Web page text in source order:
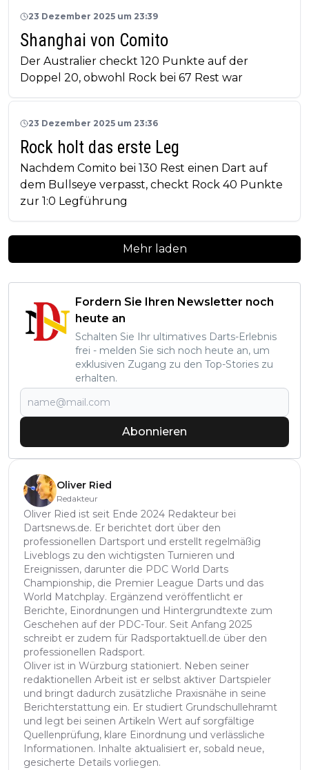
23 Dezember 2025 um 23:39
Shanghai von Comito
Der Australier checkt 120 Punkte auf der
Doppel 20, obwohl Rock bei 67 Rest war
23 Dezember 2025 um 23:36
Rock holt das erste Leg
Nachdem Comito bei 130 Rest einen Dart auf
dem Bullseye verpasst, checkt Rock 40 Punkte
zur 1:0 Legführung
Mehr laden
Fordern Sie Ihren Newsletter noch
heute an
Schalten Sie Ihr ultimatives Darts-Erlebnis
frei - melden Sie sich noch heute an, um
exklusiven Zugang zu den Top-Stories zu
erhalten.
Abonnieren
Oliver Ried
Redakteur
Oliver Ried ist seit Ende 2024 Redakteur bei
Dartsnews.de. Er berichtet dort über den
professionellen Dartsport und erstellt regelmäßig
Liveblogs zu den wichtigsten Turnieren und
Ereignissen, darunter die PDC World Darts
Championship, die Premier League Darts und das
World Matchplay. Ergänzend veröffentlicht er
Berichte, Einordnungen und Hintergrundtexte zum
Geschehen auf der PDC-Tour. Seit Anfang 2025
schreibt er zudem für Radsportaktuell.de über den
professionellen Radsport.
Oliver ist in Würzburg stationiert. Neben seiner
redaktionellen Arbeit ist er selbst aktiver Dartspieler
und bringt dadurch zusätzliche Praxisnähe in seine
Berichterstattung ein. Er studiert Grundschullehramt
und legt bei seinen Artikeln Wert auf sorgfältige
Quellenprüfung, klare Einordnung und verlässliche
Informationen. Inhalte aktualisiert er, sobald neue,
gesicherte Details vorliegen.